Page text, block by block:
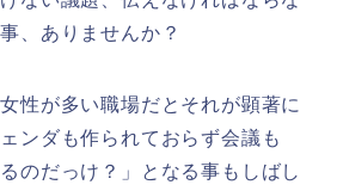
、ありませんか？
性が多い職場だとそれが顕著に
ンダも作られておらず会議も
のだっけ？」となる事もしばし